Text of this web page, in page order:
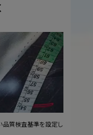
品質検査基準を設定し